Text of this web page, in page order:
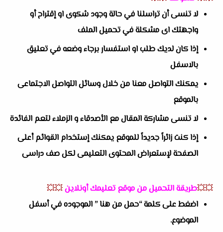
لا تنسى أن تراسلنا في حالة وجود شكوى او إقتراح أو
واجهتك اى مشكلة في تحميل الملف
إذا كان لديك طلب او استفسار برجاء وضعه في تعليق
بالاسفل
يمكنك التواصل معنا من خلال وسائل التواصل الاجتماعى
بالموقع
لا تنسى مشاركة المقال مع الأصدقاء و الزملاء لتعم الفائدة
إذا كنت زائراً جديداً للموقع يمكنك إستخدام القوائم أعلى
الصفحة لإستعراض المحتوى التعليمى لكل صف دراسى
💥💥طريقة التحميل من موقع تعليمك أونلاين💥💥
اضغط على كلمة “حمل من هنا ” الموجوده في أسفل
الموضوع.